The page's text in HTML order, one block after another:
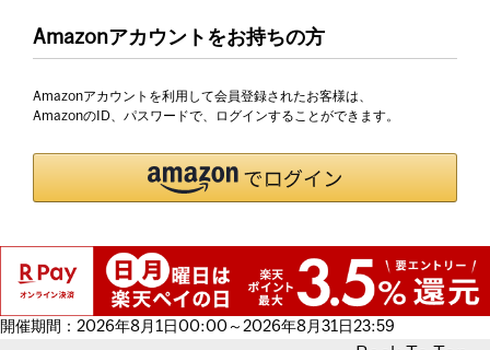
Amazonアカウントをお持ちの方
Amazonアカウントを利用して会員登録されたお客様は、
AmazonのID、パスワードで、ログインすることができます。
開催期間：2026年8月1日00:00～2026年8月31日23:59